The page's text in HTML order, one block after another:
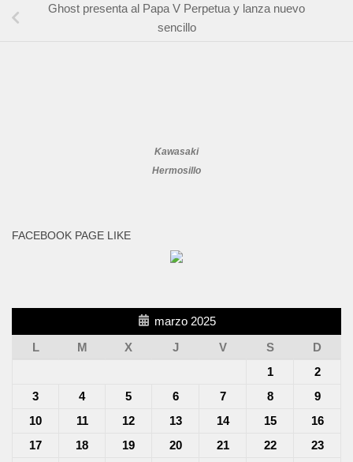
Ghost presenta al Papa V Perpetua y lanza nuevo
sencillo
Kawasaki
Hermosillo
FACEBOOK PAGE LIKE
marzo 2025
L
M X J V S
D
1
2
3
4 5 6 7 8
9
10
11 12 13 14 15
16
17
18 19 20 21 22
23